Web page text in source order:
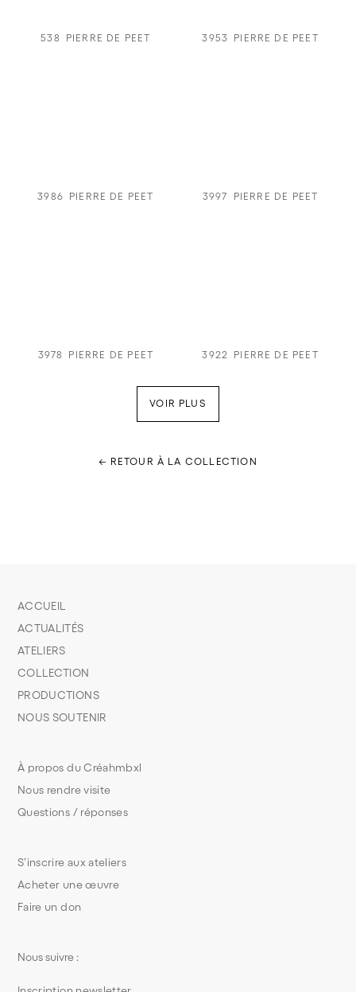
538 PIERRE DE PEET 3953 PIERRE DE PEET
3986 PIERRE DE PEET 3997 PIERRE DE PEET
3978 PIERRE DE PEET 3922 PIERRE DE PEET
VOIR PLUS
← RETOUR À LA COLLECTION
S’inscrire aux ateliers
Acheter une œuvre
Faire un don
À propos du Créahmbxl
Nous rendre visite
Questions / réponses
ACCUEIL
ACTUALITÉS
ATELIERS
COLLECTION
PRODUCTIONS
NOUS SOUTENIR
Nous suivre :